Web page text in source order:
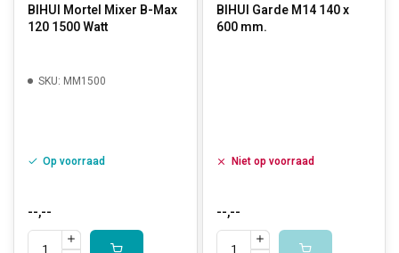
BIHUI Mortel Mixer B-Max
120 1500 Watt
SKU: MM1500
Op voorraad
--,--
BIHUI Garde M14 140 x
600 mm.
Niet op voorraad
--,--